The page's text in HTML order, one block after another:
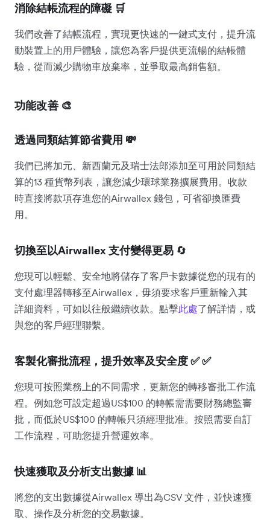
消除結帳流程的障礙 🛒
我們改善了結帳流程，實現更快速的一鍵式支付，提升流
動裝置上的用戶體驗，讓您為客戶提供更流暢的結帳體
驗，從而減少購物車放棄率，並爭取最高銷售額。
功能改善 🎨
透過同類結算節省費用 💸
我們已將加元、新西蘭元及瑞士法郎添加至可用於同類結
算的13 種貨幣列表，讓您減少環球業務擴展費用。收款
時直接將款項存進您的Airwallex 錢包，可省卻換匯費
用。
切換至以Airwallex 支付變得更易 🔄
您現可以輕鬆、安全地將儲存了客戶卡數據從您的現有的
支付處理器轉移至Airwallex，毋須要求客戶重新輸入其
詳細資料，可如以往般繼續收款。點擊此處了解詳情，或
與您的客戶經理聯繫。
客製化審批流程，提升效率及安全度 ✅ ✅
您現可按照業務上的不同需求，更新您的轉移審批工作流
程。例如您可設定超過US$100 的轉帳需需要財務總監審
批，而低於US$100 的轉帳只須經理批准。按照需要自訂
工作流程，可助您提升營運效率。
快速獲取及分析支出數據 📊
將您的支出數據從Airwallex 導出為CSV 文件，並快速獲
取、操作及分析您的交易數據。